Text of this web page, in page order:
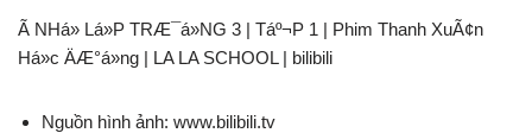
Ã NHá» Lá»P TRÆ¯á»NG 3 | Táº¬P 1 | Phim Thanh XuÃ¢n
Há»c ÄÆ°á»ng | LA LA SCHOOL | bilibili
Nguồn hình ảnh: www.bilibili.tv